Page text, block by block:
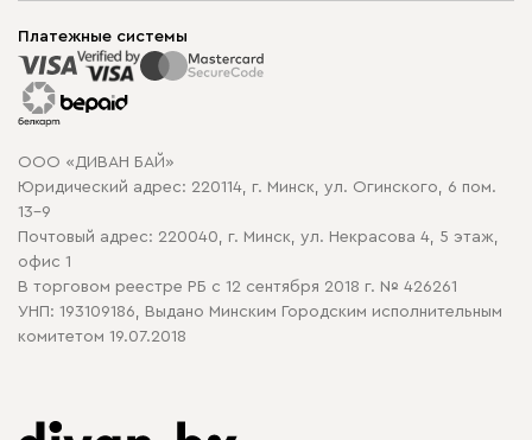
Способы оплаты
Рассрочка и кредит
Гарантия
Карта сайта
Политика конфиденциальности
Политика в отношении обработки cookie
Корпусная мебель
Распродажа мебели
Платежные системы
ООО «ДИВАН БАЙ»
Юридический адрес: 220114, г. Минск, ул. Огинского, 6 пом.
13-9
Почтовый адрес: 220040, г. Минск, ул. Некрасова 4, 5 этаж,
офис 1
В торговом реестре РБ с 12 сентября 2018 г. № 426261
УНП: 193109186, Выдано Минским Городским исполнительным
комитетом 19.07.2018